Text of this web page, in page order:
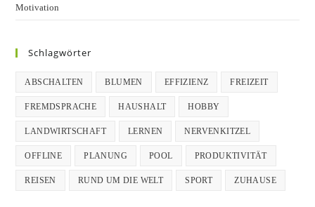
Motivation
Schlagwörter
ABSCHALTEN BLUMEN EFFIZIENZ FREIZEIT
FREMDSPRACHE HAUSHALT HOBBY
LANDWIRTSCHAFT LERNEN NERVENKITZEL
OFFLINE PLANUNG POOL PRODUKTIVITÄT
REISEN RUND UM DIE WELT SPORT ZUHAUSE